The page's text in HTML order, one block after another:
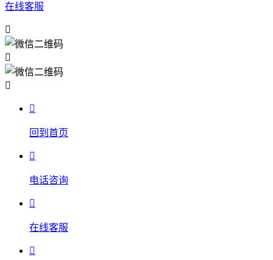
在线客服




回到首页

电话咨询

在线客服
